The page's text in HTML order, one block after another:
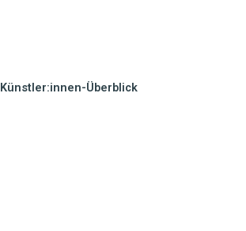
Künstler:innen-Überblick